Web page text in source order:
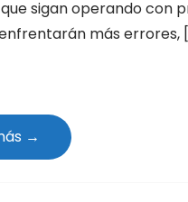
sigan operando con
más errores,
→